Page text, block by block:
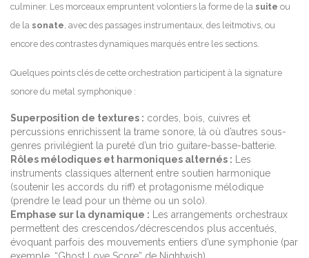
culminer. Les morceaux empruntent volontiers la forme de la suite ou
de la sonate , avec des passages instrumentaux, des leitmotivs, ou
encore des contrastes dynamiques marqués entre les sections.
Quelques points clés de cette orchestration participent à la signature
sonore du metal symphonique :
Superposition de textures : cordes, bois, cuivres et
percussions enrichissent la trame sonore, là où d’autres sous-
genres privilégient la pureté d’un trio guitare-basse-batterie.
Rôles mélodiques et harmoniques alternés : Les
instruments classiques alternent entre soutien harmonique
(soutenir les accords du riff) et protagonisme mélodique
(prendre le lead pour un thème ou un solo).
Emphase sur la dynamique : Les arrangements orchestraux
permettent des crescendos/décrescendos plus accentués,
évoquant parfois des mouvements entiers d’une symphonie (par